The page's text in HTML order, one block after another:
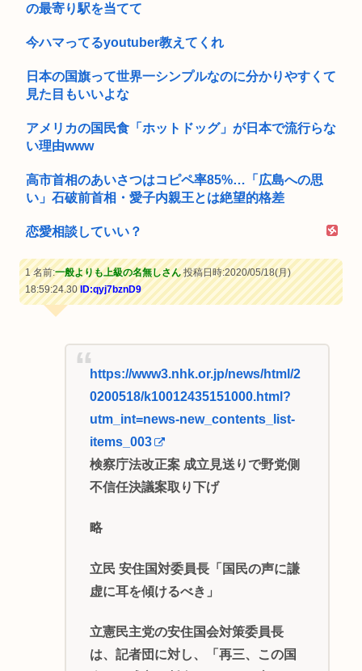
の最寄り駅を当てて
今ハマってるyoutuber教えてくれ
日本の国旗って世界一シンプルなのに分かりやすくて
見た目もいいよな
アメリカの国民食「ホットドッグ」が日本で流行らな
い理由www
高市首相のあいさつはコピペ率85%…「広島への思
い」石破前首相・愛子内親王とは絶望的格差
恋愛相談していい？
1 名前:一般よりも上級の名無しさん投稿日時:2020/05/18(月)
18:59:24.30ID:qyj7bznD9
https://www3.nhk.or.jp/news/html/2
0200518/k10012435151000.html?
utm_int=news-new_contents_list-
items_003
検察庁法改正案 成立見送りで野党側
不信任決議案取り下げ
略
立民 安住国対委員長「国民の声に謙
虚に耳を傾けるべき」
立憲民主党の安住国会対策委員長
は、記者団に対し、「再三、この国